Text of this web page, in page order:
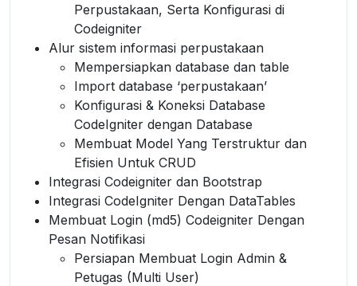
Perpustakaan, Serta Konfigurasi di
Codeigniter
Alur sistem informasi perpustakaan
Mempersiapkan database dan table
Import database ‘perpustakaan’
Konfigurasi & Koneksi Database
CodeIgniter dengan Database
Membuat Model Yang Terstruktur dan
Efisien Untuk CRUD
Integrasi Codeigniter dan Bootstrap
Integrasi CodeIgniter Dengan DataTables
Membuat Login (md5) Codeigniter Dengan
Pesan Notifikasi
Persiapan Membuat Login Admin &
Petugas (Multi User)